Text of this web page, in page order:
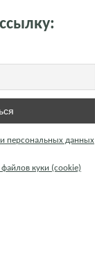
персональных данных
куки (cookie)